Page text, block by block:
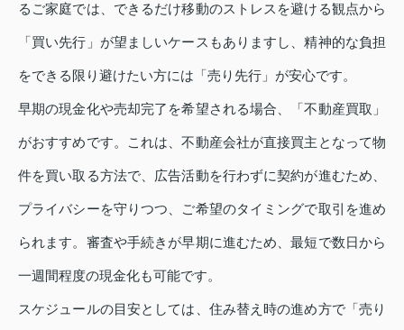
るご家庭では、できるだけ移動のストレスを避ける観点から
「買い先行」が望ましいケースもありますし、精神的な負担
をできる限り避けたい方には「売り先行」が安心です。
早期の現金化や売却完了を希望される場合、「不動産買取」
がおすすめです。これは、不動産会社が直接買主となって物
件を買い取る方法で、広告活動を行わずに契約が進むため、
プライバシーを守りつつ、ご希望のタイミングで取引を進め
られます。審査や手続きが早期に進むため、最短で数日から
一週間程度の現金化も可能です。
スケジュールの目安としては、住み替え時の進め方で「売り